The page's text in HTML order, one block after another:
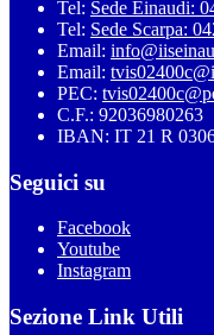
Tel: Sede Einaudi:
Tel: Sede Scarpa:
Email:
Email:
PEC:
C.F.: 92036980263
IBAN: IT 21 R
Seguici su
Facebook
Youtube
Instagram
Sezione Link Utili